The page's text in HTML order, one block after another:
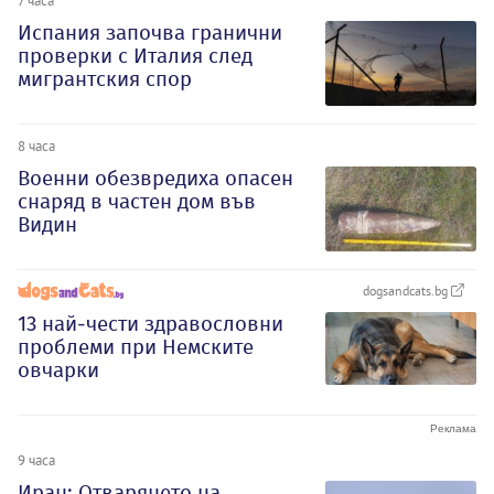
Испания започва гранични
проверки с Италия след
мигрантския спор
8 часа
Военни обезвредиха опасен
снаряд в частен дом във
Видин
dogsandcats.bg
13 най-чести здравословни
проблеми при Немските
овчарки
9 часа